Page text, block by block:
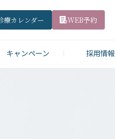
療カレンダー WEB予約
キャンペーン 採用情報